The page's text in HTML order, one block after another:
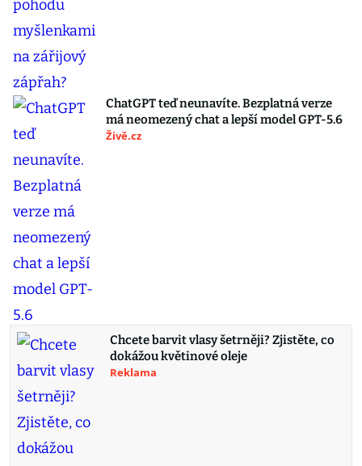
ChatGPT teď neunavíte. Bezplatná verze
má neomezený chat a lepší model GPT-5.6
Živě.cz
Chcete barvit vlasy šetrněji? Zjistěte, co
dokážou květinové oleje
Reklama